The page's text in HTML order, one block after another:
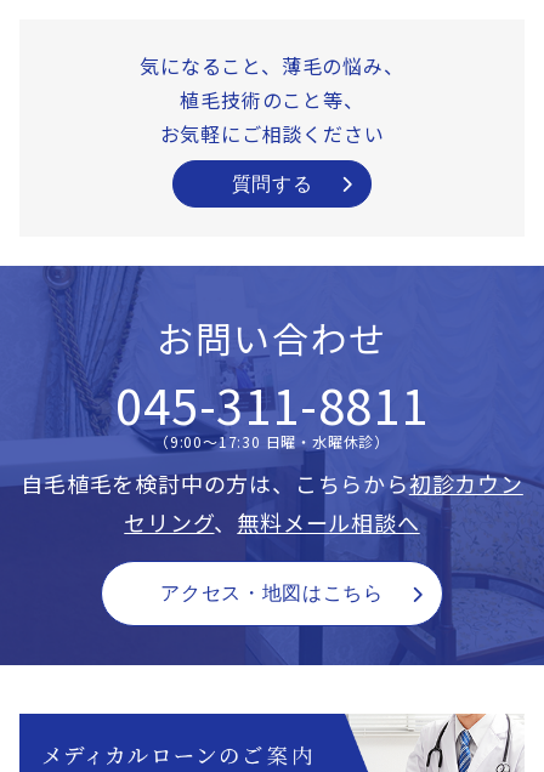
気になること、薄毛の悩み、
植毛技術のこと等、
お気軽にご相談ください
質問する
お問い合わせ
045-311-8811
（9:00〜17:30 日曜・水曜休診）
自毛植毛を検討中の方は、こちらから初診カウン
セリング、 無料メール相談へ
アクセス・地図はこちら